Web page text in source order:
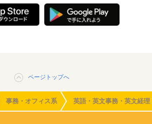
ページトップへ
事務・オフィス系 英語・英文事務・英文経理